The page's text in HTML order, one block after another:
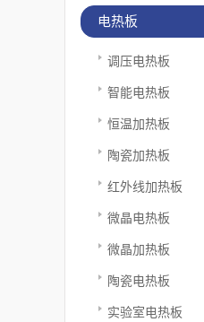
电热板
调压电热板
智能电热板
恒温加热板
陶瓷加热板
红外线加热板
微晶电热板
微晶加热板
陶瓷电热板
实验室电热板